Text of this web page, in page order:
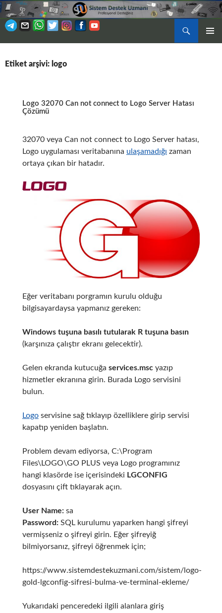
Ara
ATLA
Etiket arşivi: logo
Logo 32070 Can not connect to Logo Server Hatası
Çözümü
32070 veya Can not connect to Logo Server hatası,
Logo uygulaması veritabanına ulaşamadığı zaman
ortaya çıkan bir hatadır.
Eğer veritabanı porgramın kurulu olduğu
bilgisayardaysa yapmanız gereken:
Windows tuşuna basılı tutularak R tuşuna basın
(karşınıza çalıştır ekranı gelecektir).
Gelen ekranda kutucuğa services.mscyazıp
hizmetler ekranına girin. Burada Logo servisini
bulun.
Logoservisine sağ tıklayıp özelliklere girip servisi
kapatıp yeniden başlatın.
Problem devam ediyorsa, C:\Program
Files\LOGO\GO PLUS veya Logo programınız
hangi klasörde ise içerisindeki LGCONFIG
dosyasını çift tıklayarak açın.
User Name:sa
Password:SQL kurulumu yaparken hangi şifreyi
vermişseniz o şifreyi girin. Eğer şifreyiğ
bilmiyorsanız, şifreyi öğrenmek için;
https://www.sistemdestekuzmani.com/sistem/logo-
gold-lgconfig-sifresi-bulma-ve-terminal-ekleme/
Yukarıdaki penceredeki ilgili alanlara giriş